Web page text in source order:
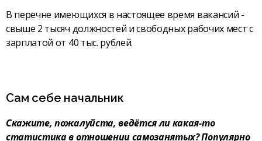
В перечне имеющихся в настоящее время вакансий -
свыше 2 тысяч должностей и свободных рабочих мест с
зарплатой от 40 тыс. рублей.
Сам себе начальник
Скажите, пожалуйста, ведётся ли какая-то
статистика в отношении самозанятых? Популярно